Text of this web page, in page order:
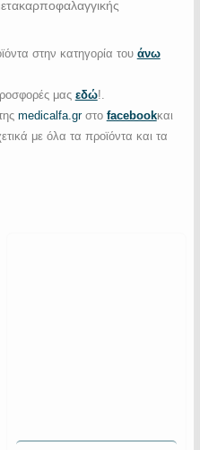
στην κατηγορία του άνω
μας εδώ!.
medicalfa.grστο facebookκαι
με όλα τα προϊόντα και τα